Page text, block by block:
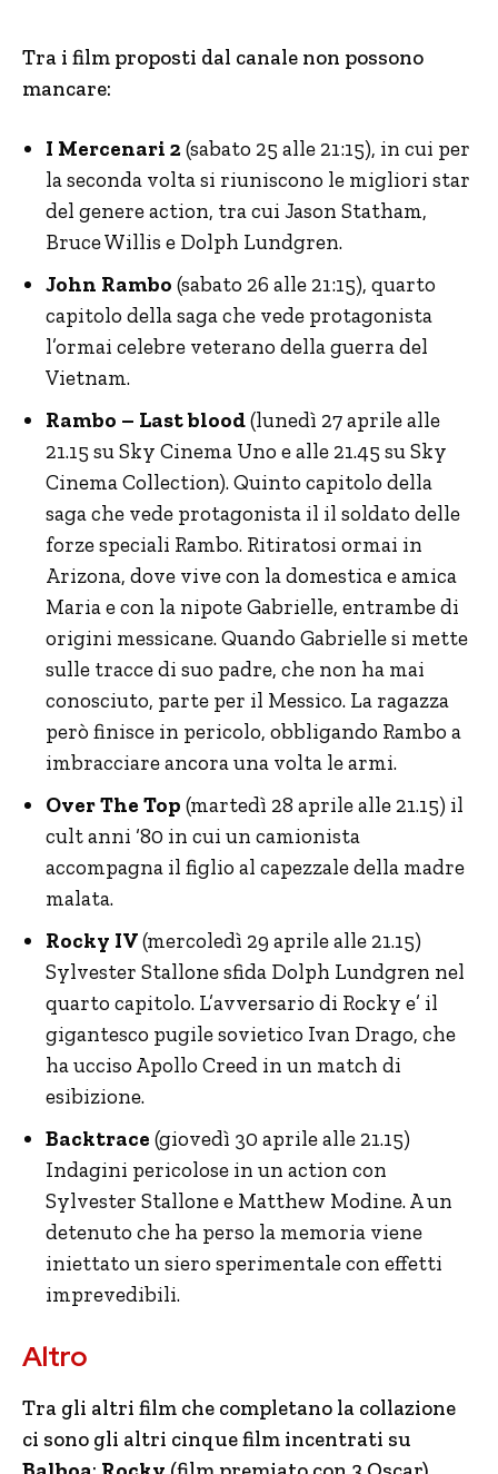
Tra i film proposti dal canale non possono
mancare:
I Mercenari 2(sabato 25 alle 21:15), in cui per
la seconda volta si riuniscono le migliori star
del genere action, tra cui Jason Statham,
Bruce Willis e Dolph Lundgren.
John Rambo (sabato 26 alle 21:15), quarto
capitolo della saga che vede protagonista
l’ormai celebre veterano della guerra del
Vietnam.
Rambo – Last blood(lunedì 27 aprile alle
21.15 su Sky Cinema Uno e alle 21.45 su Sky
Cinema Collection). Quinto capitolo della
saga che vede protagonista il il soldato delle
forze speciali Rambo. Ritiratosi ormai in
Arizona, dove vive con la domestica e amica
Maria e con la nipote Gabrielle, entrambe di
origini messicane. Quando Gabrielle si mette
sulle tracce di suo padre, che non ha mai
conosciuto, parte per il Messico. La ragazza
però finisce in pericolo, obbligando Rambo a
imbracciare ancora una volta le armi.
Over The Top (martedì 28 aprile alle 21.15) il
cult anni ‘80 in cui un camionista
accompagna il figlio al capezzale della madre
malata.
Rocky IV(mercoledì 29 aprile alle 21.15)
Sylvester Stallone sfida Dolph Lundgren nel
quarto capitolo. L’avversario di Rocky e’ il
gigantesco pugile sovietico Ivan Drago, che
ha ucciso Apollo Creed in un match di
esibizione.
Backtrace (giovedì 30 aprile alle 21.15)
Indagini pericolose in un action con
Sylvester Stallone e Matthew Modine. A un
detenuto che ha perso la memoria viene
iniettato un siero sperimentale con effetti
imprevedibili.
Altro
Tra gli altri film che completano la collazione
ci sono gli altri cinque film incentrati su